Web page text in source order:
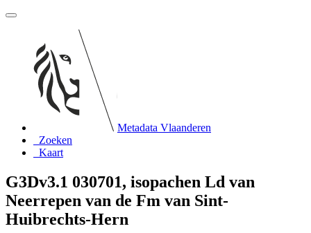
Metadata Vlaanderen
Zoeken
Kaart
G3Dv3.1 030701, isopachen Ld van
Neerrepen van de Fm van Sint-
Huibrechts-Hern